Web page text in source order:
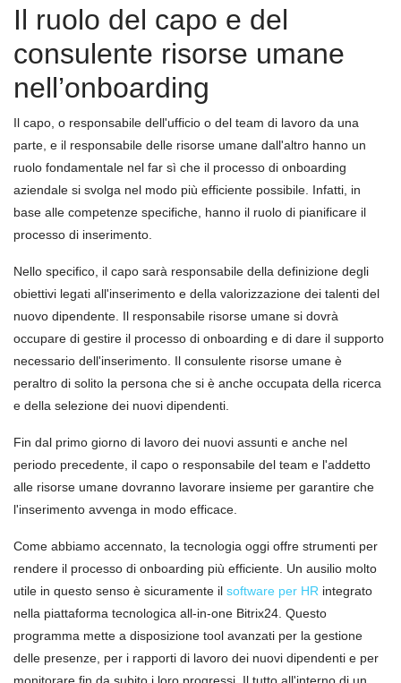
Il ruolo del capo e del
consulente risorse umane
nell’onboarding
Il capo, o responsabile dell'ufficio o del team di lavoro da una
parte, e il responsabile delle risorse umane dall'altro hanno un
ruolo fondamentale nel far sì che il processo di onboarding
aziendale si svolga nel modo più efficiente possibile. Infatti, in
base alle competenze specifiche, hanno il ruolo di pianificare il
processo di inserimento.
Nello specifico, il capo sarà responsabile della definizione degli
obiettivi legati all'inserimento e della valorizzazione dei talenti del
nuovo dipendente. Il responsabile risorse umane si dovrà
occupare di gestire il processo di onboarding e di dare il supporto
necessario dell'inserimento. Il consulente risorse umane è
peraltro di solito la persona che si è anche occupata della ricerca
e della selezione dei nuovi dipendenti.
Fin dal primo giorno di lavoro dei nuovi assunti e anche nel
periodo precedente, il capo o responsabile del team e l'addetto
alle risorse umane dovranno lavorare insieme per garantire che
l'inserimento avvenga in modo efficace.
Come abbiamo accennato, la tecnologia oggi offre strumenti per
rendere il processo di onboarding più efficiente. Un ausilio molto
utile in questo senso è sicuramente il software per HR integrato
nella piattaforma tecnologica all-in-one Bitrix24. Questo
programma mette a disposizione tool avanzati per la gestione
delle presenze, per i rapporti di lavoro dei nuovi dipendenti e per
monitorare fin da subito i loro progressi. Il tutto all'interno di un